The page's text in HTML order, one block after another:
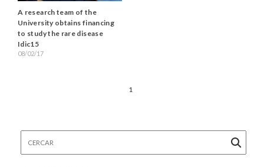
A research team of the
University obtains financing
to study the rare disease
Idic15
08/02/17
1